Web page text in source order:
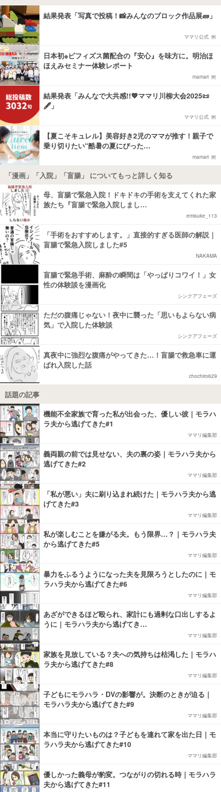
結果発表「写真で投稿！📸みんなのブロック作品展🧱」
ママリ公式
日本初※ビフィズス菌配合の『安心』を味方に。明治ほ
ほえみセミナー体験レポート
mamari
結果発表「みんなで大共感!!💖ママリ川柳大会2025📜
🖋️」
ママリ公式
【夏こそキュレル】美容好き2児のママが推す！親子で
乗り切りたい“酷暑の夏にぴった…
mamari
「漫画」「入院」「盲腸」 についてもっと詳しく知る
母、盲腸で緊急入院！ドキドキの手術を支えてくれた家
族たち『盲腸で緊急入院しまし…
emisuke_113
「手術をおすすめします。」直接的すぎる医師の解説｜
盲腸で緊急入院しました#5
NAKAMA
盲腸で緊急手術、麻酔の瞬間は「やっぱりコワイ！」女
性の体験談を漫画化
シンクアフェーズ
ただの腹痛じゃない！夜中に襲った「思いもよらない病
気」で入院した体験談
シンクアフェーズ
真夜中に強烈な腹痛がやってきた…！盲腸で救急車に運
ばれ入院した話
chochiro629
話題の記事
機能不全家族で育った私が出会った、優しい彼｜モラハ
ラ夫から逃げてきた#1
ママリ編集部
義両親の前では見せない、夫の裏の姿｜モラハラ夫から
逃げてきた#2
ママリ編集部
「私が悪い」夫に刷り込まれ続けた｜モラハラ夫から逃
げてきた#3
ママリ編集部
私が楽しむことを嫌がる夫。もう限界…？｜モラハラ夫
から逃げてきた#5
ママリ編集部
暴力をふるうようになった夫を見限ろうとしたのに｜モ
ラハラ夫から逃げてきた#6
ママリ編集部
あざができるほど殴られ、家計にも過剰な口出しするよ
うに｜モラハラ夫から逃げてき…
ママリ編集部
家族を見放している？夫への気持ちは枯渇した｜モラハ
ラ夫から逃げてきた#8
ママリ編集部
子どもにモラハラ・DVの影響が。決断のときが迫る｜
モラハラ夫から逃げてきた#9
ママリ編集部
本当に守りたいものは？子どもを連れて家を出た日｜モ
ラハラ夫から逃げてきた#10
ママリ編集部
優しかった義母が豹変。つながりの切れる時｜モラハラ
夫から逃げてきた#11